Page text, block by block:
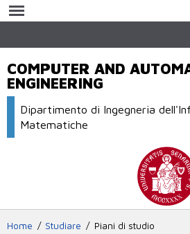
contenuto
COMPUTER AND
ENGINEERING
Dipartimento di Ingegneria
Matematiche
Home Studiare Piani di studio